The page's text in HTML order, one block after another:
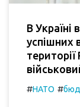
В Україні
успішних
#НАТО #